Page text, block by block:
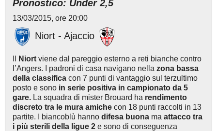
Pronostico: Under 2,5
13/03/2015, ore 20:00
Niort - Ajaccio
Niort viene dal pareggio esterno a reti bianche contro
l’Angers. I padroni di casa navigano nella zona bassa
della classifica con 7 punti di vantaggio sul terzultimo
posto e sono in serie positiva in campionato da 5
gare. La squadra di mister Brouard ha rendimento
discreto tra le mura amiche con 18 punti raccolti in 13
partite. I biancoblù hanno difesa buona ma attacco tra
i più sterili della ligue 2 e sono di conseguenza